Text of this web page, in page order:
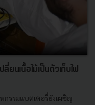
ลี่ยนเนื้อไม้เป็นตัวเก็บไฟ
กรรมแบตเตอรี่ยังเผชิญ